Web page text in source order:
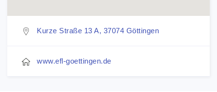
Kurze Straße 13 A, 37074 Göttingen
www.efl-goettingen.de